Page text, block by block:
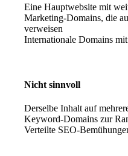
Eine Hauptwebsite mit
Marketing-Domains, die
verweisen
Internationale Domains
Nicht sinnvoll
Derselbe Inhalt auf
Keyword-Domains zur
Verteilte SEO-